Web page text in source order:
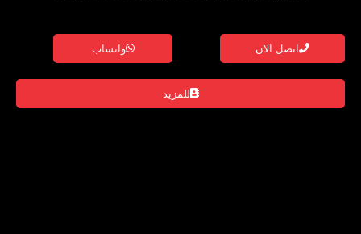
اتصل الان واتساب
للمزيد